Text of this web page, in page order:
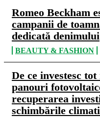
Romeo Beckham
campanii de
dedicată denimului
BEAUTY & FASHION
De ce investesc
panouri
recuperarea
schimbările